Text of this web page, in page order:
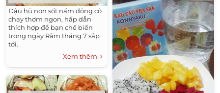
Đậu hũ non sốt nấm đông cô
chay thơm ngon, hấp dẫn
thích hợp để bạn chế biến
trong ngày Rằm tháng 7 sắp
tới.
Xem thêm